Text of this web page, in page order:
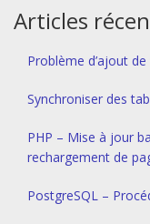
Articles
Problème d’ajout
Synchroniser des
PHP – Mise à jour
rechargement de
PostgreSQL –